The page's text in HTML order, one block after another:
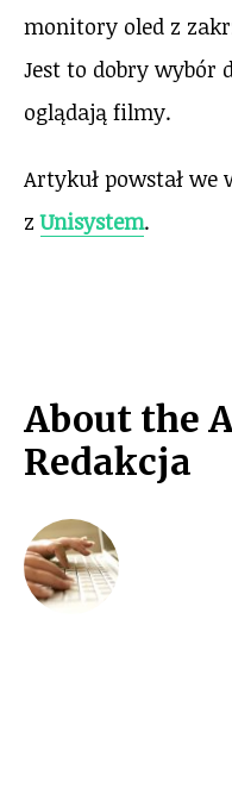
monitory oled z
Jest to dobry wybór
oglądają filmy.
Artykuł powstał we
zUnisystem.
About the
Redakcja